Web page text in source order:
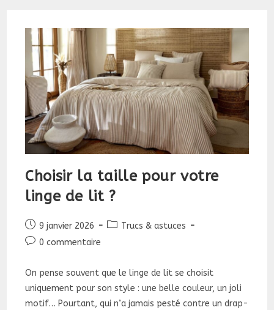
Choisir la taille pour votre
linge de lit ?
Publication
publiée :
9 janvier 2026
PostTrucs & astuces
Commentaires
la
publication :
0 commentaire
On pense souvent que le linge de lit se choisit
uniquement pour son style : une belle couleur, un joli
motif… Pourtant, qui n’a jamais pesté contre un drap-